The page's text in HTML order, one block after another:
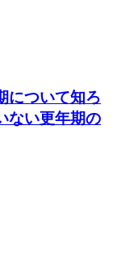
について知ろ
ない更年期の